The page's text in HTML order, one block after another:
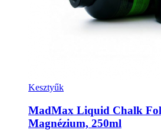
Kesztyűk
MadMax Liquid Chalk
Magnézium, 250ml